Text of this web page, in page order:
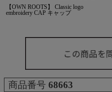
【OWN ROOTS】 Classic logo
embroidery CAP キャップ
商品番号 68663